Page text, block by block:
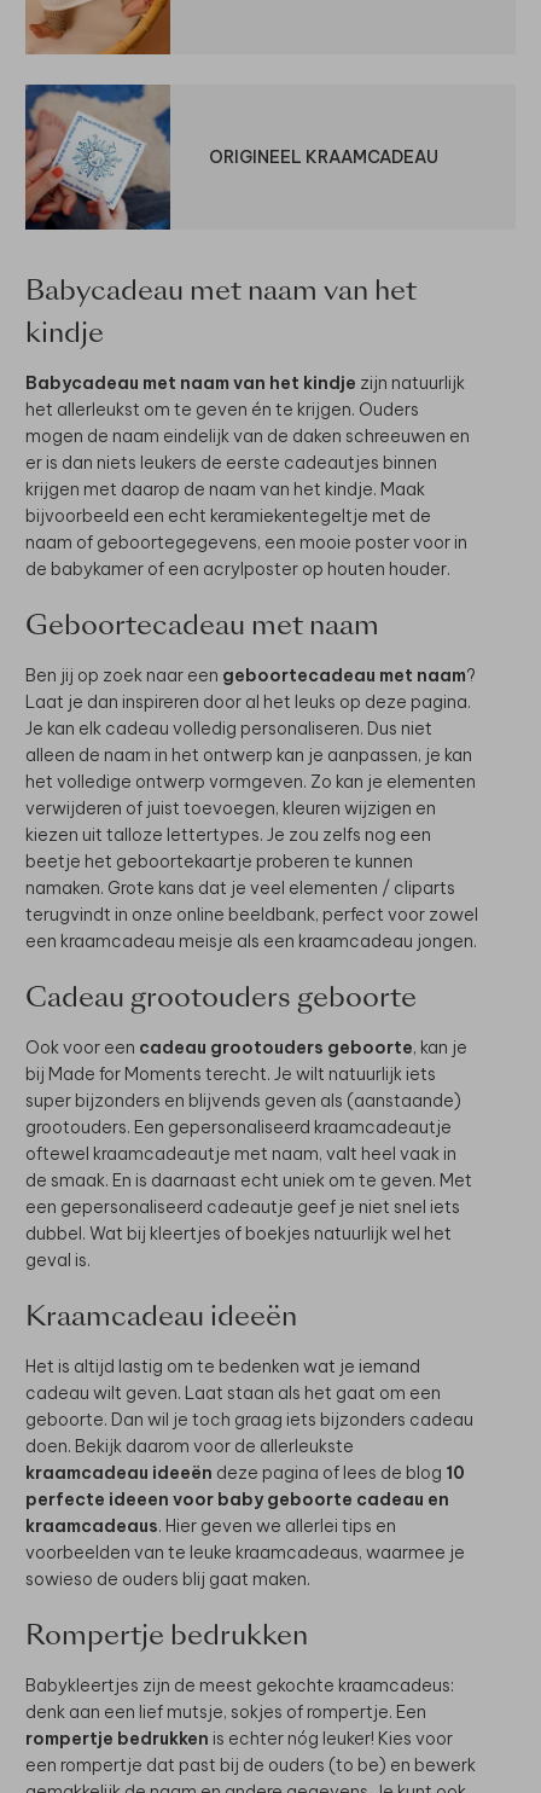
ORIGINEEL KRAAMCADEAU
Babycadeau met naam van het
kindje
Babycadeau met naam van het kindje zijn natuurlijk
het allerleukst om te geven én te krijgen. Ouders
mogen de naam eindelijk van de daken schreeuwen en
er is dan niets leukers de eerste cadeautjes binnen
krijgen met daarop de naam van het kindje. Maak
bijvoorbeeld een echt keramiekentegeltje met de
naam of geboortegegevens, een mooie poster voor in
de babykamer of een acrylposter op houten houder.
Geboortecadeau met naam
Ben jij op zoek naar een geboortecadeau met naam?
Laat je dan inspireren door al het leuks op deze pagina.
Je kan elk cadeau volledig personaliseren. Dus niet
alleen de naam in het ontwerp kan je aanpassen, je kan
het volledige ontwerp vormgeven. Zo kan je elementen
verwijderen of juist toevoegen, kleuren wijzigen en
kiezen uit talloze lettertypes. Je zou zelfs nog een
beetje het geboortekaartje proberen te kunnen
namaken. Grote kans dat je veel elementen / cliparts
terugvindt in onze online beeldbank, perfect voor zowel
een kraamcadeau meisje als een kraamcadeau jongen.
Cadeau grootouders geboorte
Ook voor een cadeau grootouders geboorte, kan je
bij Made for Moments terecht. Je wilt natuurlijk iets
super bijzonders en blijvends geven als (aanstaande)
grootouders. Een gepersonaliseerd kraamcadeautje
oftewel kraamcadeautje met naam, valt heel vaak in
de smaak. En is daarnaast echt uniek om te geven. Met
een gepersonaliseerd cadeautje geef je niet snel iets
dubbel. Wat bij kleertjes of boekjes natuurlijk wel het
geval is.
Kraamcadeau ideeën
Het is altijd lastig om te bedenken wat je iemand
cadeau wilt geven. Laat staan als het gaat om een
geboorte. Dan wil je toch graag iets bijzonders cadeau
doen. Bekijk daarom voor de allerleukste
kraamcadeau ideeën deze pagina of lees de blog 10
perfecte ideeen voor baby geboorte cadeau en
kraamcadeaus. Hier geven we allerlei tips en
voorbeelden van te leuke kraamcadeaus, waarmee je
sowieso de ouders blij gaat maken.
Rompertje bedrukken
Babykleertjes zijn de meest gekochte kraamcadeus:
denk aan een lief mutsje, sokjes of rompertje. Een
rompertje bedrukken is echter nóg leuker! Kies voor
een rompertje dat past bij de ouders (to be) en bewerk